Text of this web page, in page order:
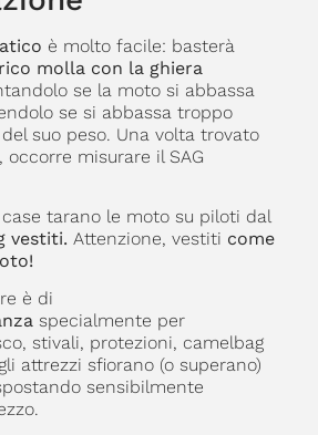
è molto facile: basterà
molla con la ghiera
se la moto si abbassa
se si abbassa troppo
suo peso. Una volta trovato
occorre misurare il SAG
tarano le moto su piloti dal
vestiti. Attenzione, vestiti come
è di
specialmente per
stivali, protezioni, camelbag
attrezzi sfiorano (o superano)
sensibilmente